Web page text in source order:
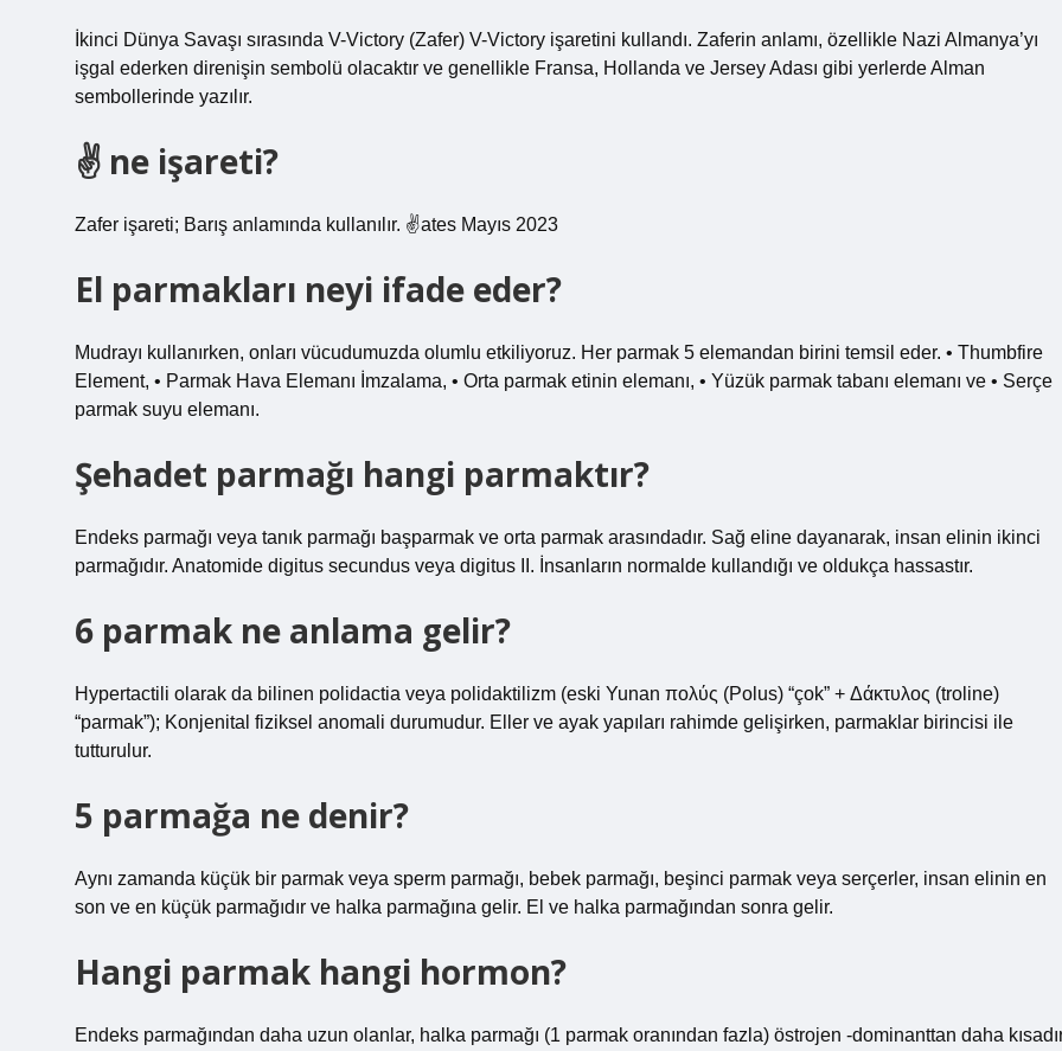
İkinci Dünya Savaşı sırasında V-Victory (Zafer) V-Victory işaretini kullandı. Zaferin anlamı, özellikle Nazi Almanya’yı
işgal ederken direnişin sembolü olacaktır ve genellikle Fransa, Hollanda ve Jersey Adası gibi yerlerde Alman
sembollerinde yazılır.
✌ ne işareti?
Zafer işareti; Barış anlamında kullanılır. ✌ates Mayıs 2023
El parmakları neyi ifade eder?
Mudrayı kullanırken, onları vücudumuzda olumlu etkiliyoruz. Her parmak 5 elemandan birini temsil eder. • Thumbfire
Element, • Parmak Hava Elemanı İmzalama, • Orta parmak etinin elemanı, • Yüzük parmak tabanı elemanı ve • Serçe
parmak suyu elemanı.
Şehadet parmağı hangi parmaktır?
Endeks parmağı veya tanık parmağı başparmak ve orta parmak arasındadır. Sağ eline dayanarak, insan elinin ikinci
parmağıdır. Anatomide digitus secundus veya digitus II. İnsanların normalde kullandığı ve oldukça hassastır.
6 parmak ne anlama gelir?
Hypertactili olarak da bilinen polidactia veya polidaktilizm (eski Yunan πολύς (Polus) “çok” + Δάκτυλος (troline)
“parmak”); Konjenital fiziksel anomali durumudur. Eller ve ayak yapıları rahimde gelişirken, parmaklar birincisi ile
tutturulur.
5 parmağa ne denir?
Aynı zamanda küçük bir parmak veya sperm parmağı, bebek parmağı, beşinci parmak veya serçerler, insan elinin en
son ve en küçük parmağıdır ve halka parmağına gelir. El ve halka parmağından sonra gelir.
Hangi parmak hangi hormon?
Endeks parmağından daha uzun olanlar, halka parmağı (1 parmak oranından fazla) östrojen -dominanttan daha